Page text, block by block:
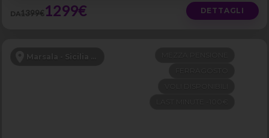
DA1399€1299€ DETTAGLI
Marsala - Sicilia Occidentale